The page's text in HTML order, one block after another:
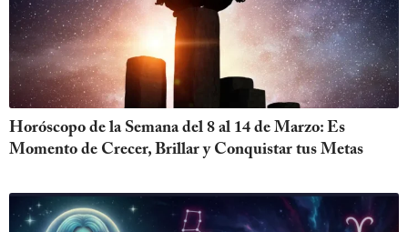
Horóscopo de la Semana del 8 al 14 de Marzo: Es
Momento de Crecer, Brillar y Conquistar tus Metas